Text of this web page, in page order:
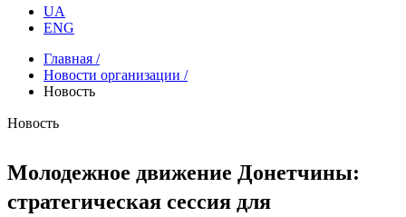
UA
ENG
Главная /
Новости организации /
Новость
Новость
Молодежное движение Донетчины:
стратегическая сессия для